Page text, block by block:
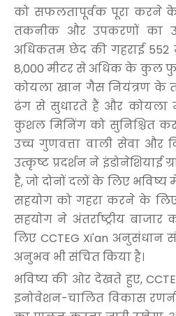
को सफलतापूर्वक पूरा करने के
तकनीक और उपकरणों का
अधिकतम छेद की गहराई 552
8,000 मीटर से अधिक के कुल
कोयला खान गैस नियंत्रण के
ढंग से सुधारते हैं और कोयला
कुशल मिनिंग को सुनिश्चित
उच्च गुणवत्ता वाली सेवा और
उत्कृष्ट प्रदर्शन ने इंडोनेशियाई
है, जो दोनों दलों के लिए
सहयोग को गहरा करने के
सहयोग ने अंतर्राष्ट्रीय
लिए CCTEG Xi'an
अनुभव भी संचित किया है।
भविष्य की ओर देखते हुए,
इनोवेशन-चालित विकास